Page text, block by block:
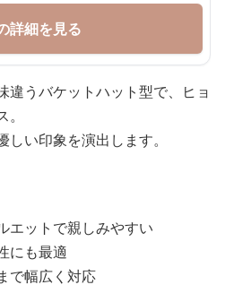
詳細を見る
違うバケットハット型で、ヒョ
い印象を演出します。
エットで親しみやすい
にも最適
で幅広く対応